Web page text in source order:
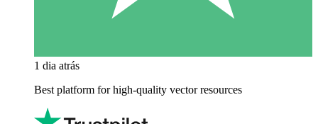
1 dia atrás
Best platform for high-quality vector resources